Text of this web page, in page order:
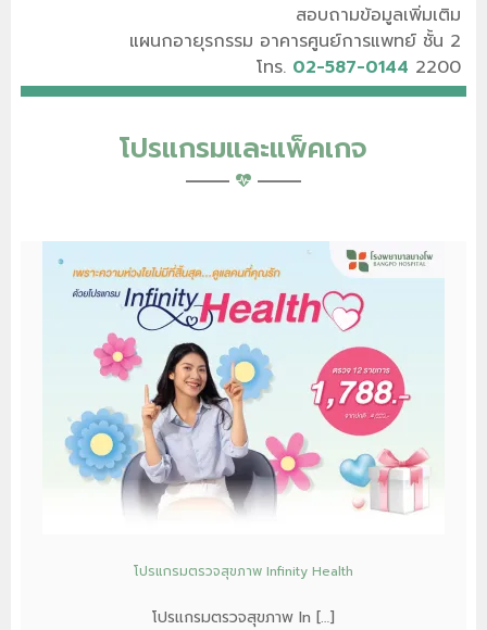
สอบถามข้อมูลเพิ่มเติม
แผนกอายุรกรรม อาคารศูนย์การแพทย์ ชั้น 2
โทร. 02-587-0144 2200
โปรแกรมและแพ็คเกจ
โปรแกรมตรวจสุขภาพ Infinity Health
โปรแกรมตรวจสุขภาพ In […]